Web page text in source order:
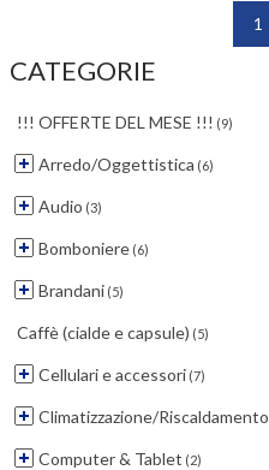
1
CATEGORIE
!!! OFFERTE DEL MESE !!! (9)
Arredo/Oggettistica (6)
Audio (3)
Bomboniere(6)
Brandani(5)
Caffè (cialde e capsule) (5)
Cellulari e accessori(7)
Climatizzazione/Riscaldamento
Computer & Tablet (2)